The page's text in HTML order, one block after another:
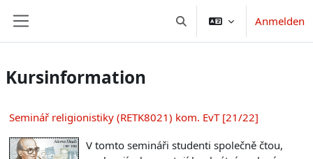
Sucheingabe umschalten
Anmelden
Kursinformation
Seminář religionistiky (RETK8021) kom. EvT [21/22]
V tomto semináři studenti společně čtou,